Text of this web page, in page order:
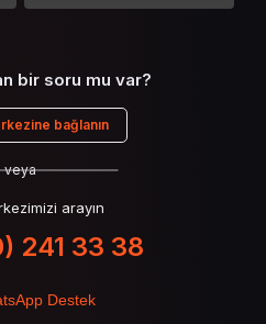
bir soru mu var?
bağlanın
veya
arayın
241 33 38
Destek